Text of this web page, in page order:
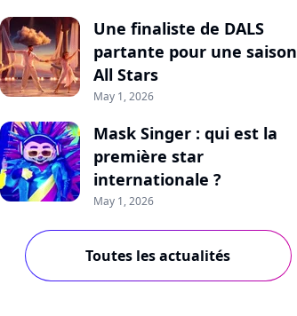
Une finaliste de DALS
partante pour une saison
All Stars
May 1, 2026
Mask Singer : qui est la
première star
internationale ?
May 1, 2026
Toutes les actualités